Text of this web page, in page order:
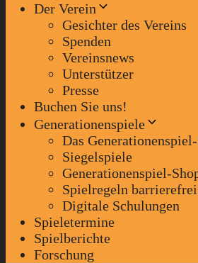
Der Verein
Gesichter des Vereins
Spenden
Vereinsnews
Unterstützer
Presse
Buchen Sie uns!
Generationenspiele
Das
Siegelspiele
Generationenspiel-
Spielregeln barrierefrei
Digitale Schulungen
Spieletermine
Spielberichte
Forschung